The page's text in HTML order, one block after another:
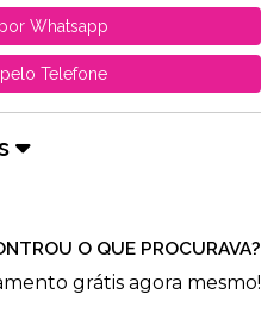
Whatsapp
Telefone
O QUE PROCURAVA?
grátis agora mesmo!